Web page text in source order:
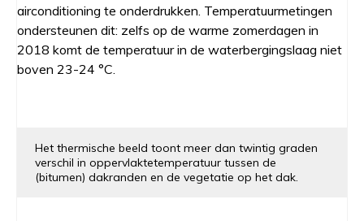
airconditioning te onderdrukken. Temperatuurmetingen
ondersteunen dit: zelfs op de warme zomerdagen in
2018 komt de temperatuur in de waterbergingslaag niet
boven 23-24 °C.
Het thermische beeld toont meer dan twintig graden
verschil in oppervlaktetemperatuur tussen de
(bitumen) dakranden en de vegetatie op het dak.